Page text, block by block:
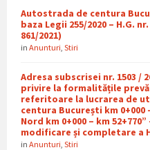
Autostrada de centura
baza Legii 255/2020 – H.G.
861/2021)
in Anunturi Stiri
Adresa subscrisei nr. 1503 /
privire la formalitățile
referitoare la lucrarea de
centura București km 0+000
Nord km 0+000 – km 52+770”
modificare și completare a
in Anunturi Stiri